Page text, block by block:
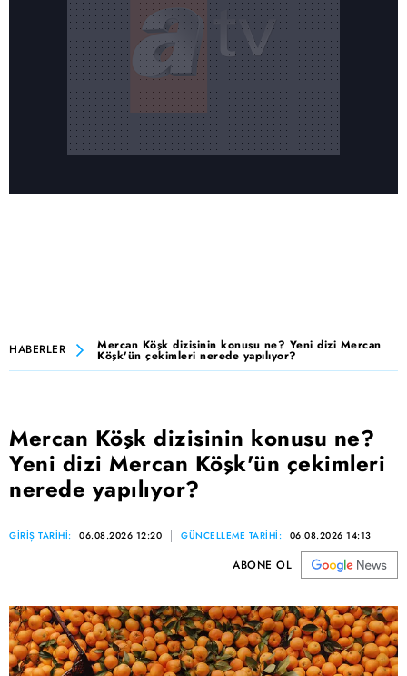
HABERLER Mercan Köşk dizisinin konusu ne? Yeni dizi Mercan
Köşk'ün çekimleri nerede yapılıyor?
Mercan Köşk dizisinin konusu ne?
Yeni dizi Mercan Köşk'ün çekimleri
nerede yapılıyor?
GİRİŞ TARİHİ: 06.08.2026 12:20 GÜNCELLEME TARİHİ: 06.08.2026 14:13
ABONE OL